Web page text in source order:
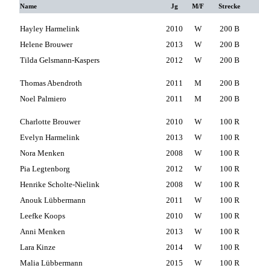
Name Jg M/F Strecke
Hayley Harmelink 2010 W 200 B
Helene Brouwer
2013 W 200 B
Tilda Gelsmann-Kaspers
2012 W 200 B
Thomas Abendroth 2011 M 200 B
Noel Palmiero
2011 M 200 B
Charlotte Brouwer 2010 W 100 R
Evelyn Harmelink
2013 W 100 R
Nora Menken
2008 W 100 R
Pia Legtenborg
2012 W 100 R
Henrike Scholte-Nielink
2008 W 100 R
Anouk Lübbermann
2011 W 100 R
Leefke Koops
2010 W 100 R
Anni Menken
2013 W 100 R
Lara Kinze
2014 W 100 R
Malia Lübbermann
2015 W 100 R